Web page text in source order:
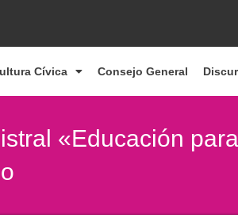
Cívica Consejo General
«Educación